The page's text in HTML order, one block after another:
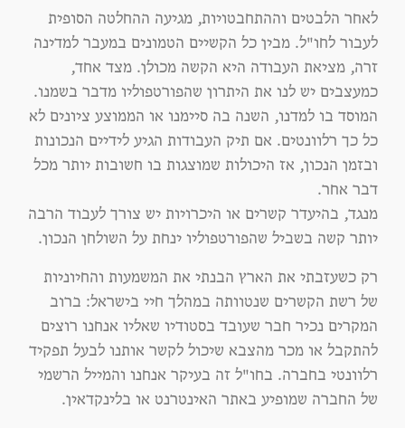
לאחר הלבטים וההתחבטויות, מגיעה ההחלטה הסופית
לעבור לחו"ל. מבין כל הקשיים הטמונים במעבר למדינה
זרה, מציאת העבודה היא הקשה מכולן. מצד אחד,
כמעצבים יש לנו את היתרון שהפורטפוליו מדבר בשמנו.
המוסד בו למדנו, השנה בה סיימנו או הממוצע ציונים לא
כל כך רלוונטים. אם תיק העבודות הגיע לידיים הנכונות
ובזמן הנכון, אז היכולות שמוצגות בו חשובות יותר מכל
דבר אחר.
מנגד, בהיעדר קשרים או היכרויות יש צורך לעבוד הרבה
יותר קשה בשביל שהפורטפוליו ינחת על השולחן הנכון.
רק כשעזבתי את הארץ הבנתי את המשמעות והחיוניות
של רשת הקשרים שנטוותה במהלך חיי בישראל: ברוב
המקרים נכיר חבר שעובד בסטודיו שאליו אנחנו רוצים
להתקבל או מכר מהצבא שיכול לקשר אותנו לבעל תפקיד
רלוונטי בחברה. בחו"ל זה בעיקר אנחנו והמייל הרשמי
של החברה שמופיע באתר האינטרנט או בלינקדאין.